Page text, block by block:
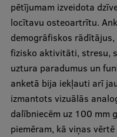
pētījumam izveidota
locītavu osteoartrītu.
demogrāfiskos
fizisko aktivitāti, stresu,
uztura paradumus un
anketā bija iekļauti arī
izmantots vizuālās
dalībniecēm uz 100 mm
piemēram, kā viņas